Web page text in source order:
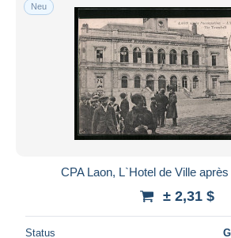
Übernehmen
Neu
CPA Laon, L`Hotel de Ville
± 2,31 $
Status